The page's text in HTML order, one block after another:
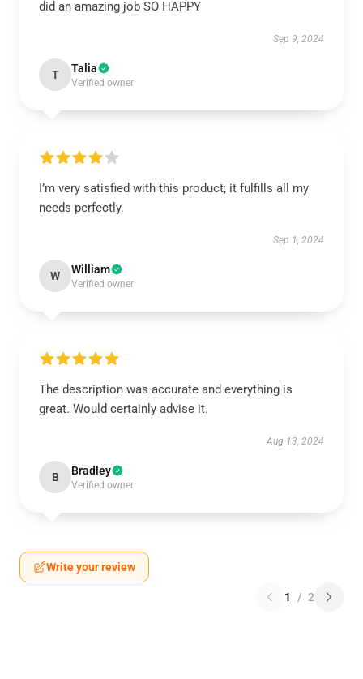
did an amazing job SO HAPPY
Sep 9, 2024
T Talia
Verified owner
I’m very satisfied with this product; it fulfills all my
needs perfectly.
Sep 1, 2024
W William
Verified owner
The description was accurate and everything is
great. Would certainly advise it.
Aug 13, 2024
B Bradley
Verified owner
Write your review
1 / 2